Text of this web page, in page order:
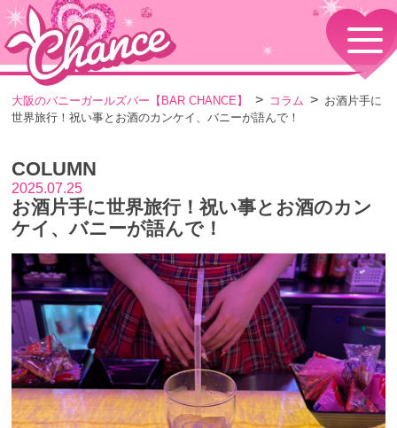
HOME
TOPページ
コンセプト
GIRLS
MENU
メニュー・料金
イベント情報
SHOP
店舗情報・よくある質問
VISITORS TO JAPAN
外国人観光客向け
RECRUIT
採用情報
大阪のバニーガールズバー【BAR CHANCE】 コラム
お酒片手に
世界旅行！祝い事とお酒のカンケイ、バニーが語んで！
COLUMN
2025.07.25
お酒片手に世界旅行！祝い事とお酒のカン
ケイ、バニーが語んで！